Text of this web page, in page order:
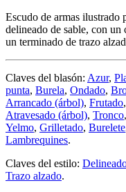
Escudo de armas ilustrado
delineado de sable, con
un terminado de trazo
Claves del blasón: Azur,
punta, Burela, Ondado,
Arrancado (árbol), Frutado,
Atravesado (árbol), Tronco,
Yelmo, Grilletado, Burelete
Lambrequines.
Claves del estilo:
Trazo alzado.